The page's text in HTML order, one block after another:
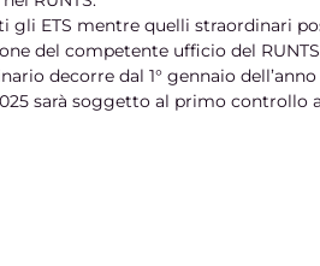
ETS mentre quelli straordinari
del competente ufficio del
decorre dal 1° gennaio dell’anno
sarà soggetto al primo controllo